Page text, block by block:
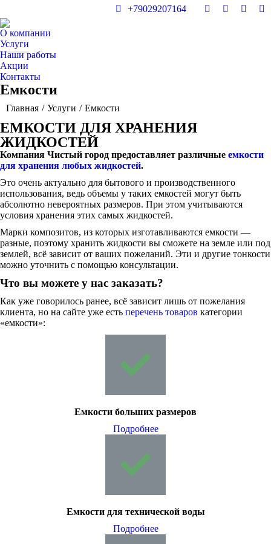
+79029207164
О компании
Услуги
Наши работы
Акции
Контакты
Емкости
Вы здесь:
Главная Услуги Емкости
ЕМКОСТИ ДЛЯ ХРАНЕНИЯ
ЖИДКОСТЕЙ
Компания Чистый город предоставляет различные емкости
для хранения любых жидкостей.
Это очень актуально для бытового и производственного
использования, ведь объемы у таких емкостей могут быть
абсолютно невероятных размеров. При этом учитываются
условия хранения этих самых жидкостей.
Марки композитов, из которых изготавливаются емкости —
разные, поэтому хранить жидкости вы сможете на земле или под
землей, всё зависит от ваших пожеланий. Эти и другие тонкости
можно уточнить с помощью консультации.
Что вы можете у нас заказать?
Как уже говорилось ранее, всё зависит лишь от пожелания
клиента, но на сайте уже есть перечень товаров категории
«емкости»:
Емкости больших размеров
Подробнее
Емкости для технической воды
Подробнее